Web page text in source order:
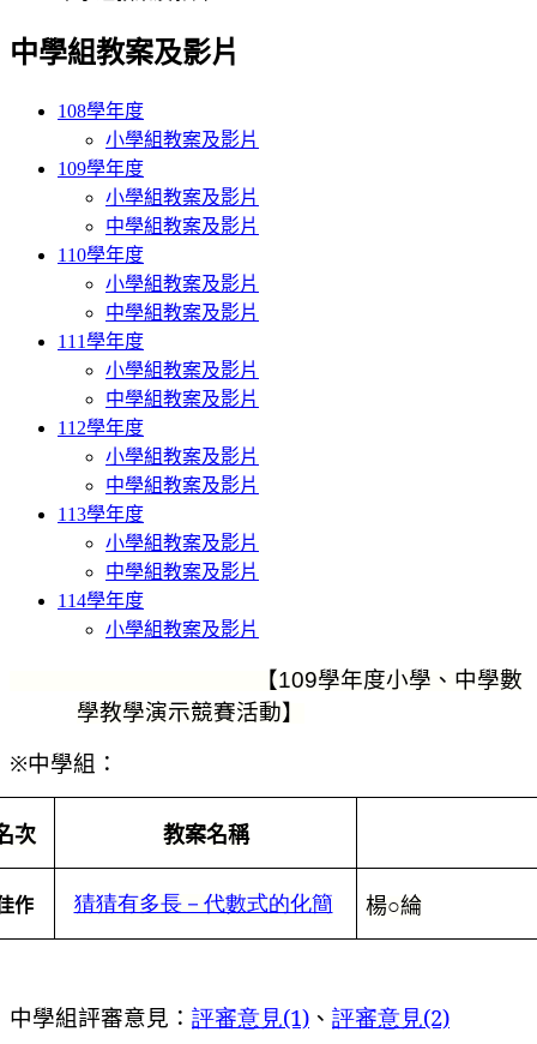
中學組教案及影片
108學年度
小學組教案及影片
109學年度
小學組教案及影片
中學組教案及影片
110學年度
小學組教案及影片
中學組教案及影片
111學年度
小學組教案及影片
中學組教案及影片
112學年度
小學組教案及影片
中學組教案及影片
113學年度
小學組教案及影片
中學組教案及影片
114學年度
小學組教案及影片
【109學年度小學、中學數
學教學演示競賽活動】
※中學組：
次 教案名稱
作 猜猜有多長－代數式的化簡 楊○綸
中學組評審意見： 評審意見(1) 、 評審意見(2)